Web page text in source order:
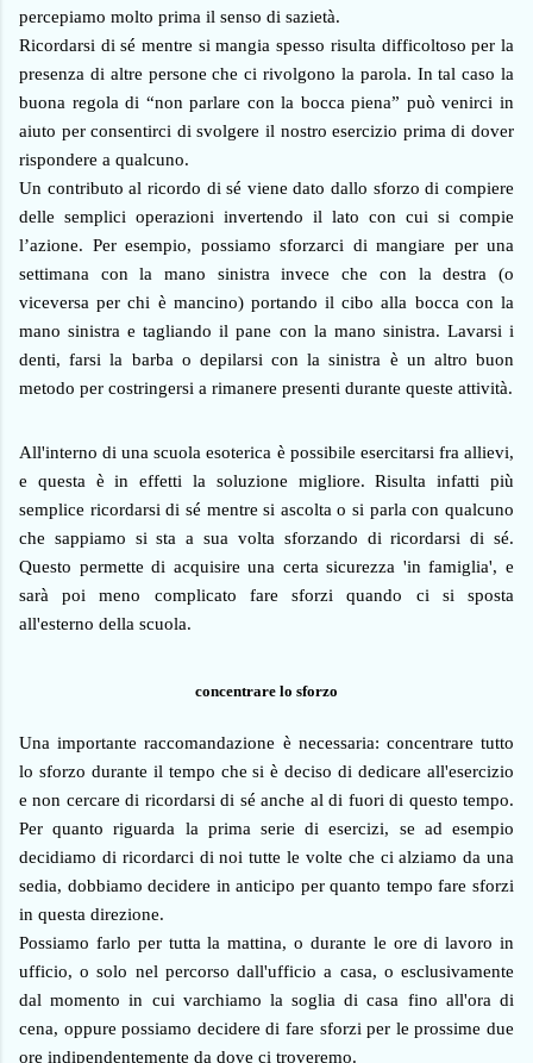
percepiamo molto prima il senso di sazietà.
Ricordarsi di sé mentre si mangia spesso risulta difficoltoso per la
presenza di altre persone che ci rivolgono la parola. In tal caso la
buona regola di “non parlare con la bocca piena” può venirci in
aiuto per consentirci di svolgere il nostro esercizio prima di dover
rispondere a qualcuno.
Un contributo al ricordo di sé viene dato dallo sforzo di compiere
delle semplici operazioni invertendo il lato con cui si compie
l’azione. Per esempio, possiamo sforzarci di mangiare per una
settimana con la mano sinistra invece che con la destra (o
viceversa per chi è mancino) portando il cibo alla bocca con la
mano sinistra e tagliando il pane con la mano sinistra. Lavarsi i
denti, farsi la barba o depilarsi con la sinistra è un altro buon
metodo per costringersi a rimanere presenti durante queste attività.
All'interno di una scuola esoterica è possibile esercitarsi fra allievi,
e questa è in effetti la soluzione migliore. Risulta infatti più
semplice ricordarsi di sé mentre si ascolta o si parla con qualcuno
che sappiamo si sta a sua volta sforzando di ricordarsi di sé.
Questo permette di acquisire una certa sicurezza 'in famiglia', e
sarà poi meno complicato fare sforzi quando ci si sposta
all'esterno della scuola.
concentrare lo sforzo
Una importante raccomandazione è necessaria: concentrare tutto
lo sforzo durante il tempo che si è deciso di dedicare all'esercizio
e non cercare di ricordarsi di sé anche al di fuori di questo tempo.
Per quanto riguarda la prima serie di esercizi, se ad esempio
decidiamo di ricordarci di noi tutte le volte che ci alziamo da una
sedia, dobbiamo decidere in anticipo per quanto tempo fare sforzi
in questa direzione.
Possiamo farlo per tutta la mattina, o durante le ore di lavoro in
ufficio, o solo nel percorso dall'ufficio a casa, o esclusivamente
dal momento in cui varchiamo la soglia di casa fino all'ora di
cena, oppure possiamo decidere di fare sforzi per le prossime due
ore indipendentemente da dove ci troveremo.